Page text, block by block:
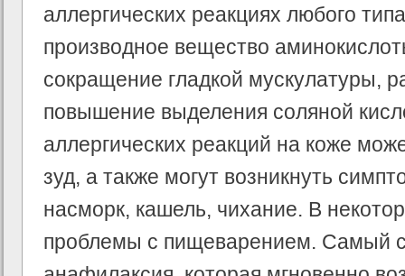
аллергических реакциях любого
производное вещество
сокращение гладкой мускулатуры,
повышение выделения соляной
аллергических реакций на коже
зуд, а также могут возникнуть
насморк, кашель, чихание. В
проблемы с пищеварением. Самый